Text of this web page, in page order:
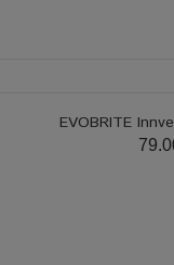
EVOBRITE